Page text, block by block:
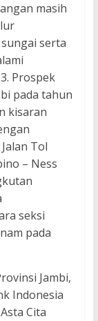
masih
serta
Prospek
pada tahun
kisaran
Tol
– Ness
seksi
pada
Jambi,
Indonesia
Cita